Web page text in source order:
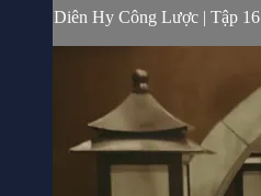
Diên Hy Công Lược | Tập 16